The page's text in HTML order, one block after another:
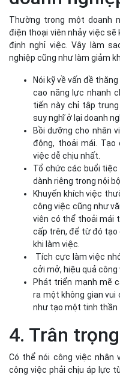
Thường trong một doanh
điện thoại viên nhảy việc sẽ
định nghỉ việc. Vậy làm
nghiệp cũng như làm giảm
Nói kỹ về vấn đề
cao năng lực nhanh
tiến này chỉ tập
suy nghĩ ở lại doanh
Bồi dưỡng cho nhân
động, thoải mái.
việc dễ chịu nhất.
Tổ chức các buổi tiệc
dành riêng trong nội bộ.
Khuyến khích việc
công việc cũng như
viên có thể thoải mái
cấp trên, để từ đó
khi làm việc.
Tích cực làm việc
cởi mở, hiệu quả
Phát triển mạnh mẽ
ra một không gian
như tạo một tinh thần
4. Trân
Có thể nói công việc nhân
công việc phải chịu áp lực